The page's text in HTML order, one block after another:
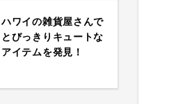
LIFE
ハワイの雑貨屋さんで
とびっきりキュートな
アイテムを発見！